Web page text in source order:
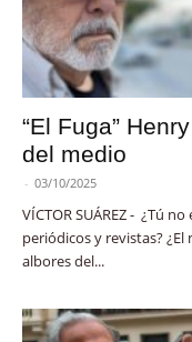
“El Fuga”
del medio
- 03/10/2025
VÍCTOR SUÁREZ - ¿Tú
periódicos y revistas?
albores del...